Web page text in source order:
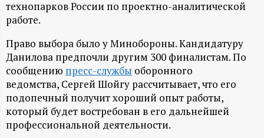
ф
о
р
м
а
технопарков России по проектно-аналитической
работе.
Право выбора было у Минобороны. Кандидатуру
Данилова предпочли другим 300 финалистам. По
сообщению пресс-службы оборонного
ведомства, Сергей Шойгу рассчитывает, что его
подопечный получит хороший опыт работы,
который будет востребован в его дальнейшей
профессиональной деятельности.